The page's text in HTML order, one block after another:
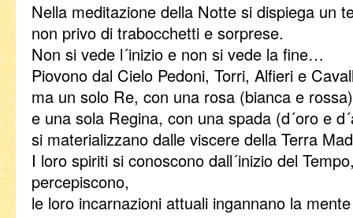
Nella meditazione della Notte si dispiega un
non privo di trabocchetti e sorprese.
Non si vede l´inizio e non si vede la fine…
Piovono dal Cielo Pedoni, Torri, Alfieri e
ma un solo Re, con una rosa (bianca e
e una sola Regina, con una spada (d´oro e
si materializzano dalle viscere della Terra
I loro spiriti si conoscono dall´inizio del
percepiscono,
le loro incarnazioni attuali ingannano la